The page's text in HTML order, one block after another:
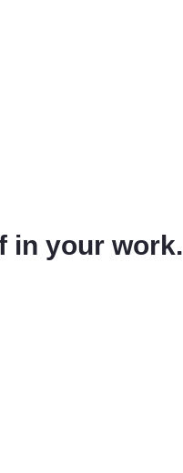
in your work.